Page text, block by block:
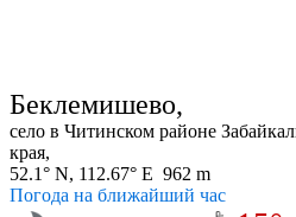
Беклемишево,
село в Читинском районе
края,
52.1° N, 112.67° E 962 m
Погода на ближайший час